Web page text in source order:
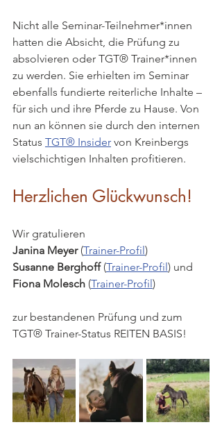
Nicht alle Seminar-Teilnehmer*innen
hatten die Absicht, die Prüfung zu
absolvieren oder TGT® Trainer*innen
zu werden. Sie erhielten im Seminar
ebenfalls fundierte reiterliche Inhalte –
für sich und ihre Pferde zu Hause. Von
nun an können sie durch den internen
Status TGT® Insider von Kreinbergs
vielschichtigen Inhalten profitieren.
Herzlichen Glückwunsch!
Wir gratulieren
Janina Meyer (Trainer-Profil )
Susanne Berghoff (Trainer-Profil ) und
Fiona Molesch (Trainer-Profil )
zur bestandenen Prüfung und zum
TGT® Trainer-Status REITEN BASIS!